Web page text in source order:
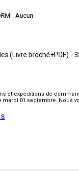
- Aucun
(Livre broché+PDF) -
et expéditions de
01 septembre. Nous